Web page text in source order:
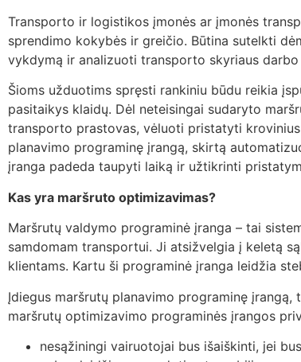
Transporto ir logistikos įmonės ar įmonės
sprendimo kokybės ir greičio. Būtina sutelkti
vykdymą ir analizuoti transporto skyriaus
Šioms užduotims spręsti rankiniu būdu reikia
pasitaikys klaidų. Dėl neteisingai sudaryto
transporto prastovas, vėluoti pristatyti
planavimo programinę įrangą, skirtą
įranga padeda taupyti laiką ir užtikrinti
Kas yra maršruto optimizavimas?
Maršrutų valdymo programinė įranga – tai
samdomam transportui. Ji atsižvelgia į keletą
klientams. Kartu ši programinė įranga leidžia
Įdiegus maršrutų planavimo programinę
maršrutų optimizavimo programinės įrangos
nesąžiningi vairuotojai bus išaiškinti, jei